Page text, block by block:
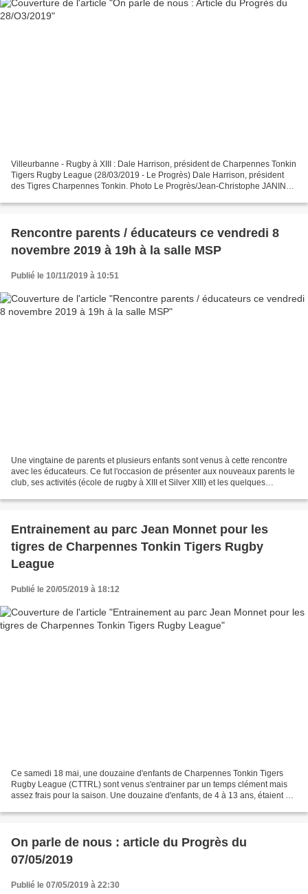
Villeurbanne - Rugby à XIII : Dale Harrison, président de Charpennes Tonkin
Tigers Rugby League (28/03/2019 - Le Progrès) Dale Harrison, président
des Tigres Charpennes Tonkin. Photo Le Progrès/Jean-Christophe JANIN
Rencontre parents / éducateurs ce vendredi 8
novembre 2019 à 19h à la salle MSP
Publié le 10/11/2019 à 10:51
Une vingtaine de parents et plusieurs enfants sont venus à cette rencontre
avec les éducateurs. Ce fut l'occasion de présenter aux nouveaux parents le
club, ses activités (école de rugby à XIII et Silver XIII) et les quelques
Entrainement au parc Jean Monnet pour les
tigres de Charpennes Tonkin Tigers Rugby
League
Publié le 20/05/2019 à 18:12
Ce samedi 18 mai, une douzaine d'enfants de Charpennes Tonkin Tigers
Rugby League (CTTRL) sont venus s'entrainer par un temps clément mais
assez frais pour la saison. Une douzaine d'enfants, de 4 à 13 ans, étaient à
On parle de nous : article du Progrès du
07/05/2019
Publié le 07/05/2019 à 22:30